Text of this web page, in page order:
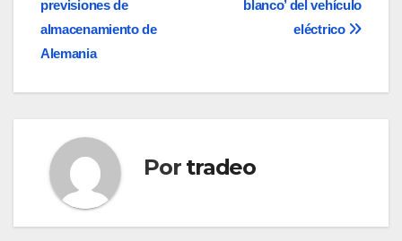
entradas
blanco’ del vehículo
eléctrico
previsiones de
almacenamiento de
Alemania
Por tradeo